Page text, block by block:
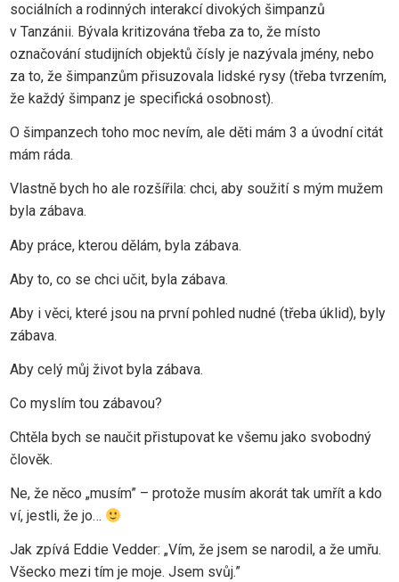
sociálních a rodinných interakcí divokých šimpanzů
v Tanzánii. Bývala kritizována třeba za to, že místo
označování studijních objektů čísly je nazývala jmény, nebo
za to, že šimpanzům přisuzovala lidské rysy (třeba tvrzením,
že každý šimpanz je specifická osobnost).
O šimpanzech toho moc nevím, ale děti mám 3 a úvodní citát
mám ráda.
Vlastně bych ho ale rozšířila: chci, aby soužití s mým mužem
byla zábava.
Aby práce, kterou dělám, byla zábava.
Aby to, co se chci učit, byla zábava.
Aby i věci, které jsou na první pohled nudné (třeba úklid), byly
zábava.
Aby celý můj život byla zábava.
Co myslím tou zábavou?
Chtěla bych se naučit přistupovat ke všemu jako svobodný
člověk.
Ne, že něco „musím” – protože musím akorát tak umřít a kdo
ví, jestli, že jo…
Jak zpívá Eddie Vedder: „Vím, že jsem se narodil, a že umřu.
Všecko mezi tím je moje. Jsem svůj.”